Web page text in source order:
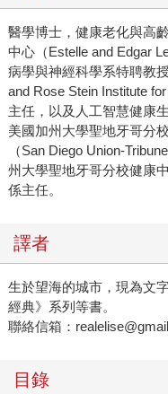
醫學博士，健康老化與高
中心（Estelle and Edgar
病學與神經科學系特聘教
and Rose Stein Institute
主任，以及人工智慧健康
美國加州大學聖地牙哥分校
（San Diego Union-
州大學聖地牙哥分校健康
係主任。
譯者
生於望海的城市，現為文
經典》系列等書。
聯絡信箱：
目錄